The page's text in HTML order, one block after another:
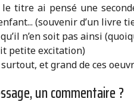
titre ai pensé une
(souvenir d’un livre
n’en soit pas ainsi
petite excitation)
et grand de ces
un commentaire ?